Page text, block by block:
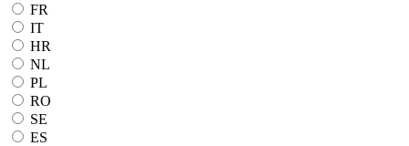
FR
IT
HR
NL
PL
RO
SE
ES